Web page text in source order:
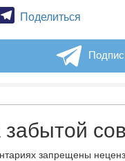
Telegram
Поделиться
запрещены